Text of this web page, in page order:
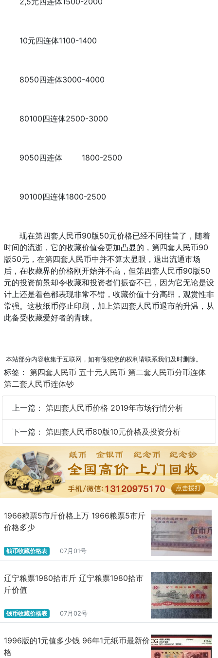
10元四连体1100-1400
8050四连体3000-4000
80100四连体2500-3000
9050四连体 1800-2500
90100四连体1800-2500
现在第四套人民币90版50元价格已经不同往昔了，随着
时间的流逝，它的收藏价值会更加凸显的，第四套人民币90
版50元，在第四套人民币中并不算太显眼，退出流通市场
后，在收藏界的价格刚开始并不高，但第四套人民币90版50
元的投资前景却令收藏和投资者们振奋不已，因为它无论是设
计上还是着色都表现非常不错，收藏价值十分高昂，观赏性非
常强。这枚纸币停止印刷，加上第四套人民币退市的升温，从
此备受收藏爱好者的青睐。
本站部分内容收集于互联网，如有侵犯您的权利请联系我们及时删除。
标签： 第四套人民币 五十元人民币 第二套人民币分币连体
第二套人民币连体钞
上一篇： 第四套人民币价格 2019年市场行情分析
下一篇： 第四套人民币80版10元价格及投资分析
1966粮票5市斤价格上万 1966粮票5市斤
价格多少
钱币收藏价格表 07月01号
辽宁粮票1980拾市斤 辽宁粮票1980拾市
斤价值
钱币收藏价格表 07月02号
1996版的1元值多少钱 96年1元纸币最新价
格